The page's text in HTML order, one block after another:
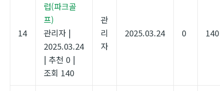
14
럽(파크골
프)
관리자 |
2025.03.24
| 추천 0 |
조회 140
관
리
자
2025.03.24 0 140